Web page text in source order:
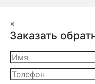
×
Заказать